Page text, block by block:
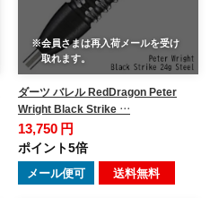
※会員さまは再入荷メールを受け
取れます。
ダーツ バレル RedDragon Peter
Wright Black Strike …
13,750 円
ポイント5倍
メール便可 送料無料